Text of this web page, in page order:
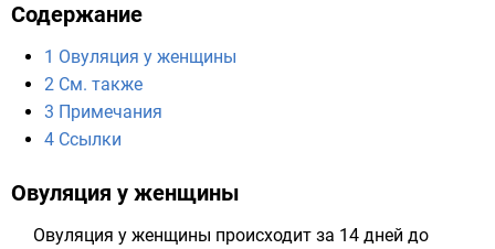
Содержание
1 Овуляция у женщины
2 См. также
3 Примечания
4 Ссылки
Овуляция у женщины
Овуляция у женщины происходит за 14 дней до